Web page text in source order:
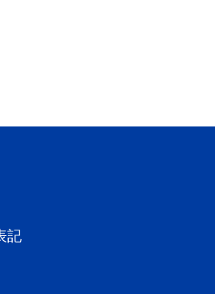
多駅周辺・香椎・海の中道）エリ
記